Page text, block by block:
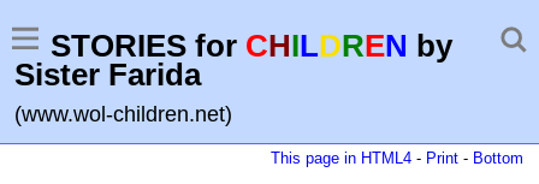
STORIES for CHILDREN by
Sister Farida
(www.wol-children.net)
This page in HTML4 - Print - Bottom